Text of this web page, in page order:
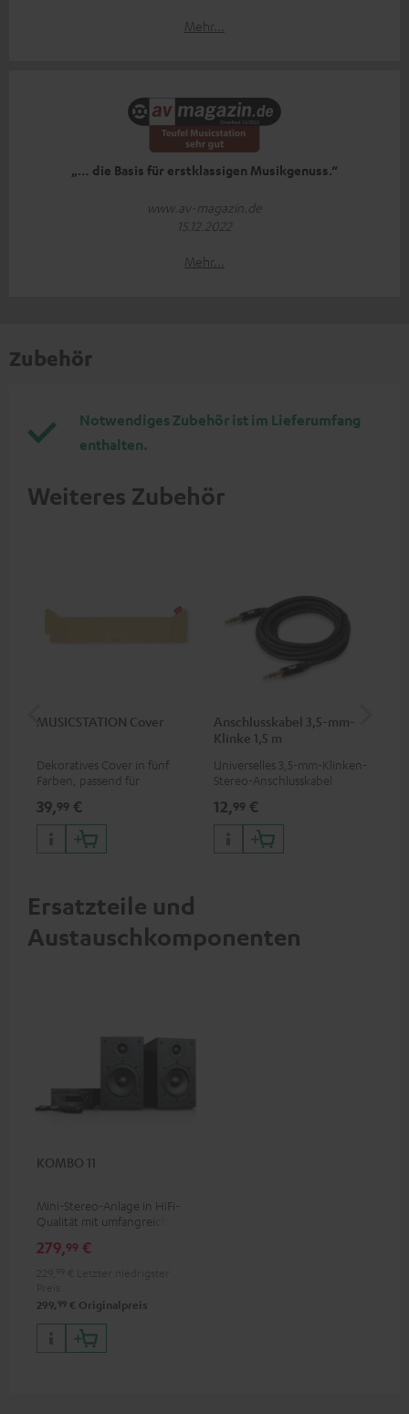
Mehr...
„… die Basis für erstklassigen Musikgenuss.“
www.av-magazin.de
15.12.2022
Mehr...
Zubehör
Notwendiges Zubehör ist im Lieferumfang
enthalten.
Weiteres Zubehör
MUSICSTATION Cover
Dekoratives Cover in fünf
Farben, passend für
39,99 €
Anschlusskabel 3,5-mm-
Klinke 1,5 m
Universelles 3,5-mm-Klinken-
Stereo-Anschlusskabel
12,99 €
Ersatzteile und
Austauschkomponenten
KOMBO 11
Mini-Stereo-Anlage in HiFi-
Qualität mit umfangreicher
Bestsellers KOMBO 22
279,99 €
299, 99 € Originalpreis